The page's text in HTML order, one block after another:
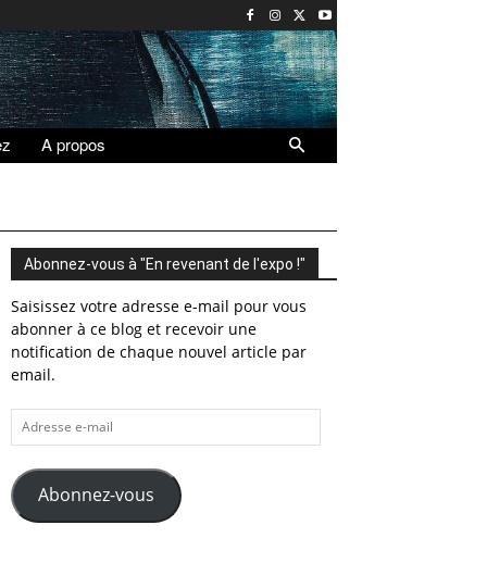
A propos
Abonnez-vous à "En revenant de l'expo !"
Saisissez votre adresse e-mail pour vous
abonner à ce blog et recevoir une
notification de chaque nouvel article par
email.
Adresse
e-
mail
Abonnez-vous